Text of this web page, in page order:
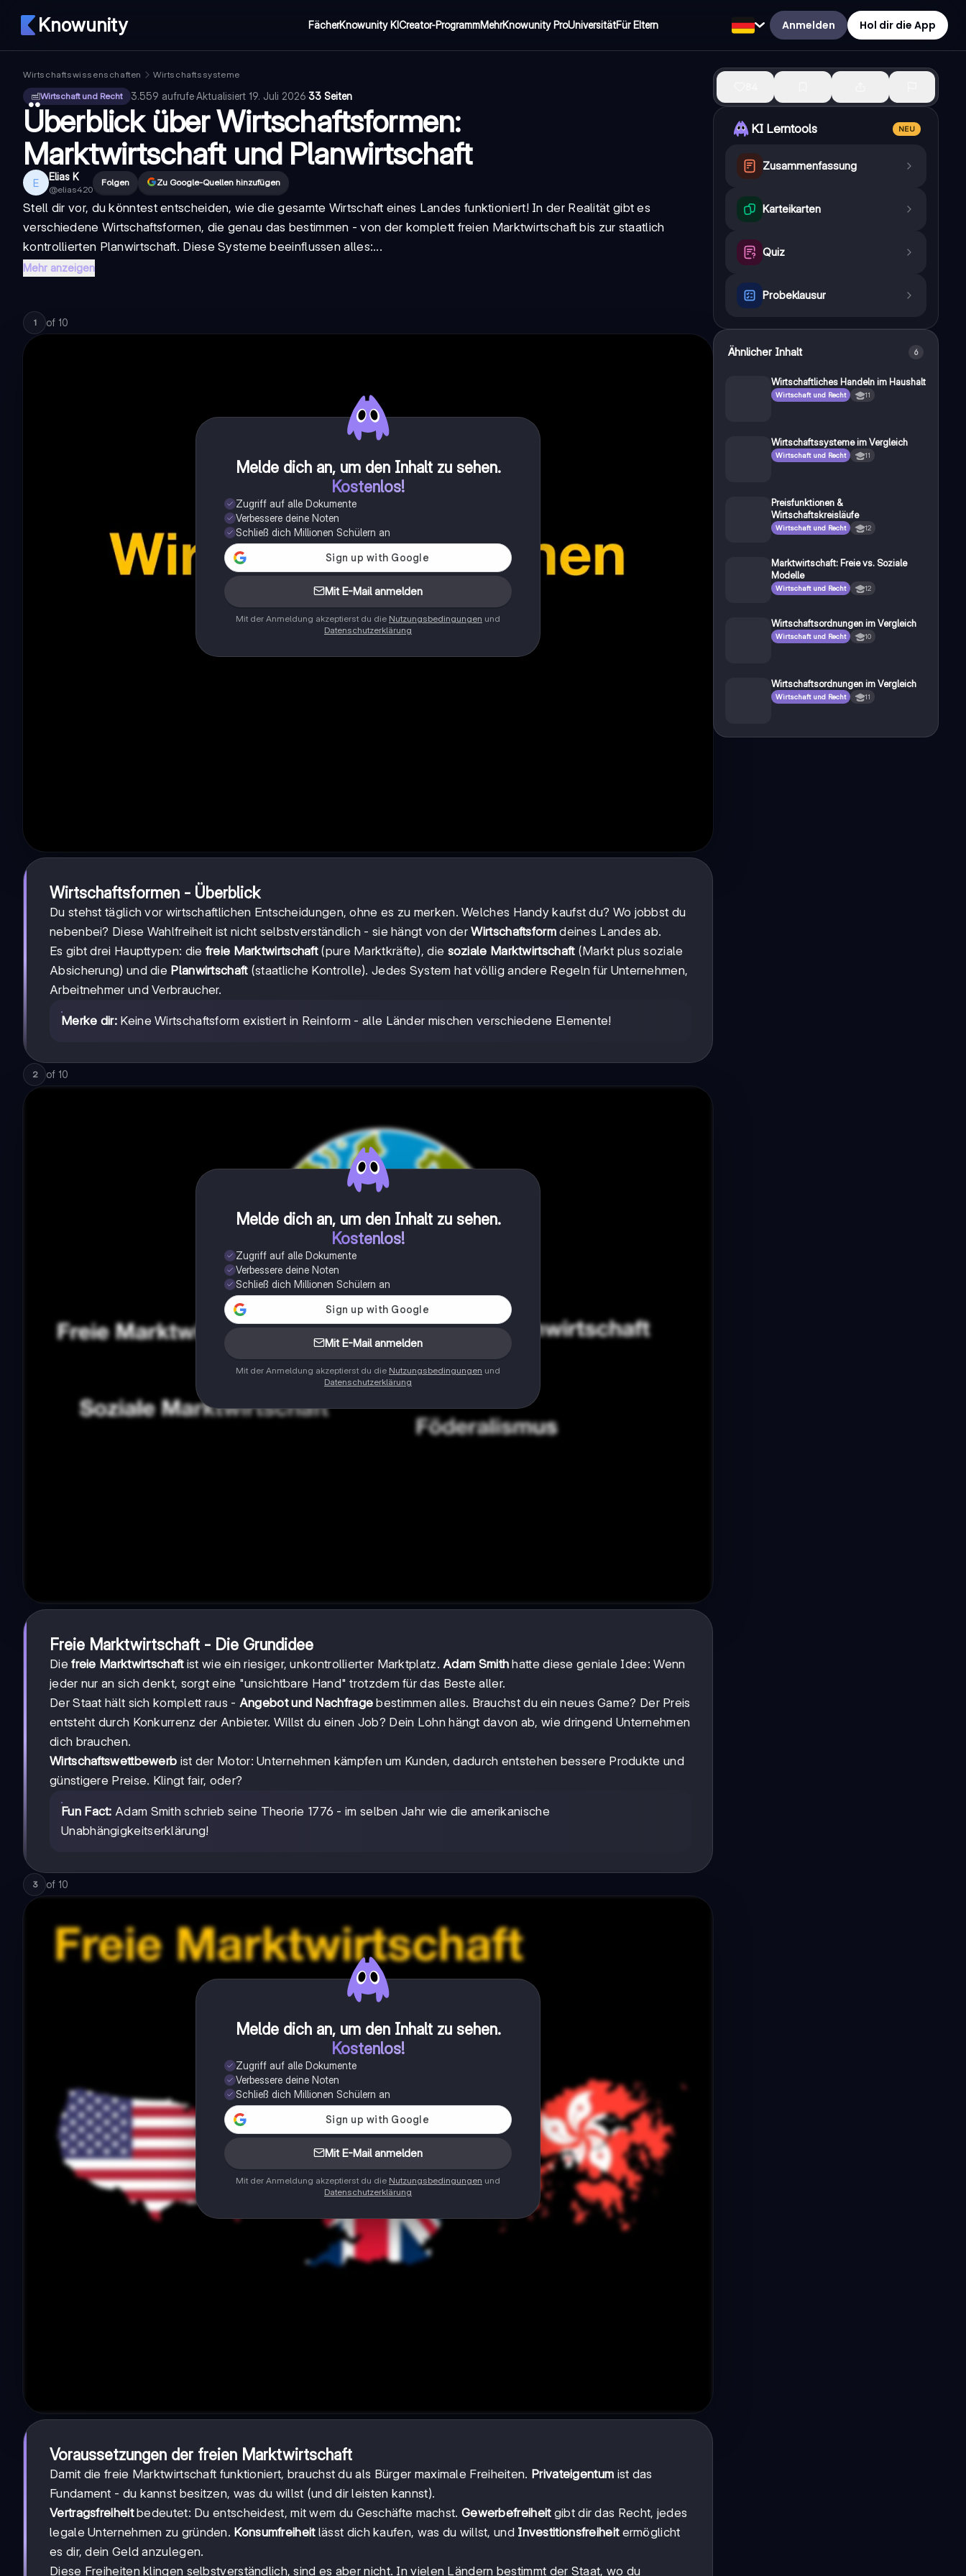
Knowunity FächerKnowunity KICreator-ProgrammMehrKnowunity ProUniversitätFür Eltern Anmelden Hol dir die App
Wirtschaftswissenschaften
Wirtschaftssysteme
Wirtschaft und Recht
3.559 aufrufe·Aktualisiert 19. Juli 2026·33 Seiten
Überblick über Wirtschaftsformen:
Marktwirtschaft und Planwirtschaft
E Elias K
@elias420
Folgen Zu Google-Quellen hinzufügen
Stell dir vor, du könntest entscheiden, wie die gesamte Wirtschaft eines Landes funktioniert! In der Realität gibt es
verschiedene Wirtschaftsformen, die genau das bestimmen - von der komplett freien Marktwirtschaft bis zur staatlich
kontrollierten Planwirtschaft. Diese Systeme beeinflussen alles:...
Mehr anzeigen
1 of 10
Melde dich an, um den Inhalt zu sehen.
Kostenlos!
Zugriff auf alle Dokumente
Verbessere deine Noten
Schließ dich Millionen Schülern an
Mit E-Mail anmelden
Mit der Anmeldung akzeptierst du die Nutzungsbedingungen und
Datenschutzerklärung
Wirtschaftsformen - Überblick
Du stehst täglich vor wirtschaftlichen Entscheidungen, ohne es zu merken. Welches Handy kaufst du? Wo jobbst du
nebenbei? Diese Wahlfreiheit ist nicht selbstverständlich - sie hängt von derWirtschaftsformdeines Landes ab.
Es gibt drei Haupttypen: die freie Marktwirtschaft(pure Marktkräfte), die soziale Marktwirtschaft(Markt plus soziale
Absicherung) und die Planwirtschaft(staatliche Kontrolle). Jedes System hat völlig andere Regeln für Unternehmen,
Arbeitnehmer und Verbraucher.
Merke dir: Keine Wirtschaftsform existiert in Reinform - alle Länder mischen verschiedene Elemente!
2 of 10
Melde dich an, um den Inhalt zu sehen.
Kostenlos!
Zugriff auf alle Dokumente
Verbessere deine Noten
Schließ dich Millionen Schülern an
Mit E-Mail anmelden
Mit der Anmeldung akzeptierst du die Nutzungsbedingungen und
Datenschutzerklärung
Freie Marktwirtschaft - Die Grundidee
Diefreie Marktwirtschaftist wie ein riesiger, unkontrollierter Marktplatz.Adam Smith hatte diese geniale Idee: Wenn
jeder nur an sich denkt, sorgt eine "unsichtbare Hand" trotzdem für das Beste aller.
Der Staat hält sich komplett raus - Angebot und Nachfrage bestimmen alles. Brauchst du ein neues Game? Der Preis
entsteht durch Konkurrenz der Anbieter. Willst du einen Job? Dein Lohn hängt davon ab, wie dringend Unternehmen
dich brauchen.
Wirtschaftswettbewerb ist der Motor: Unternehmen kämpfen um Kunden, dadurch entstehen bessere Produkte und
günstigere Preise. Klingt fair, oder?
Fun Fact: Adam Smith schrieb seine Theorie 1776 - im selben Jahr wie die amerikanische
Unabhängigkeitserklärung!
3 of 10
Melde dich an, um den Inhalt zu sehen.
Kostenlos!
Zugriff auf alle Dokumente
Verbessere deine Noten
Schließ dich Millionen Schülern an
Mit E-Mail anmelden
Mit der Anmeldung akzeptierst du die Nutzungsbedingungen und
Datenschutzerklärung
Voraussetzungen der freien Marktwirtschaft
Damit die freie Marktwirtschaft funktioniert, brauchst du als Bürger maximale Freiheiten. Privateigentum ist das
Fundament - du kannst besitzen, was du willst (und dir leisten kannst).
Vertragsfreiheitbedeutet: Du entscheidest, mit wem du Geschäfte machst. Gewerbefreiheitgibt dir das Recht, jedes
legale Unternehmen zu gründen. Konsumfreiheitlässt dich kaufen, was du willst, und Investitionsfreiheitermöglicht
es dir, dein Geld anzulegen.
Diese Freiheiten klingen selbstverständlich, sind es aber nicht. In vielen Ländern bestimmt der Staat, wo du
KI Lerntools NEU
Zusammenfassung
Karteikarten
Quiz
Probeklausur
Ähnlicher Inhalt 6
Wirtschaftliches Handeln im Haushalt
Wirtschaft und Recht 11
Wirtschaftssysteme im Vergleich
Wirtschaft und Recht 11
Preisfunktionen &
Wirtschaftskreisläufe
Wirtschaft und Recht 12
Marktwirtschaft: Freie vs. Soziale
Modelle
Wirtschaft und Recht 12
Wirtschaftsordnungen im Vergleich
Wirtschaft und Recht 10
Wirtschaftsordnungen im Vergleich
Wirtschaft und Recht 11